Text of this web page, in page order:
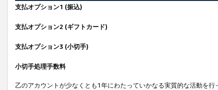
支払オプション1 (振込)
支払オプション2 (ギフトカード)
支払オプション3 (小切手)
小切手処理手数料
乙のアカウントが少なくとも1年にわたっていかなる実質的な活動を